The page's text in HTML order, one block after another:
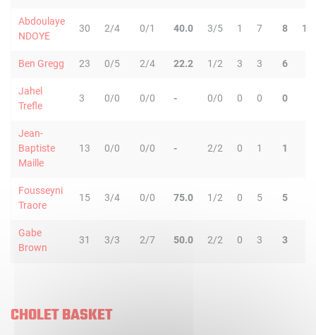
Abdoulaye
NDOYE
30 2/4 0/1 40.0 3/5 1 7 8 12
Ben Gregg 23 0/5 2/4 22.2 1/2 3 3 6
Jahel
Trefle
3 0/0 0/0 - 0/0 0 0 0
Jean-
Baptiste
Maille
13 0/0 0/0 - 2/2 0 1 1
Fousseyni
Traore
15 3/4 0/0 75.0 1/2 0 5 5
Gabe
Brown
31 3/3 2/7 50.0 2/2 0 3 3
CHOLET BASKET